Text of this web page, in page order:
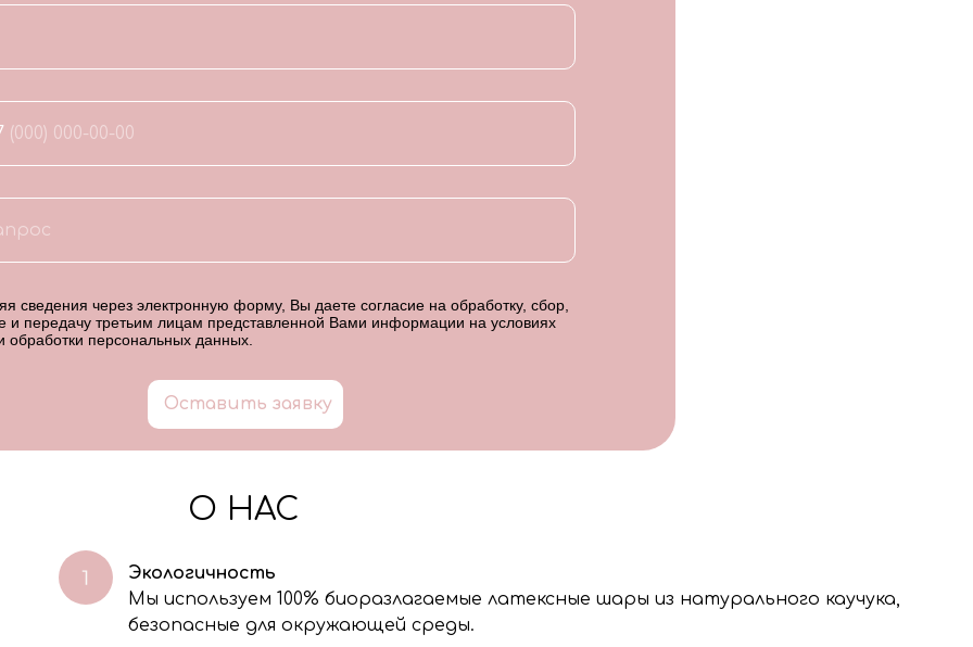
сведения через электронную форму, Вы даете согласие на обработку, сбор,
и передачу третьим лицам представленной Вами информации на условиях
обработки персональных данных.
Оставить заявку
О НАС
Экологичность
Мы используем 100% биоразлагаемые латексные шары из натурального каучука,
безопасные для окружающей среды.